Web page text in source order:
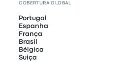
COBERTURA GLOBAL
Portugal
Espanha
França
Brasil
Bélgica
Suiça